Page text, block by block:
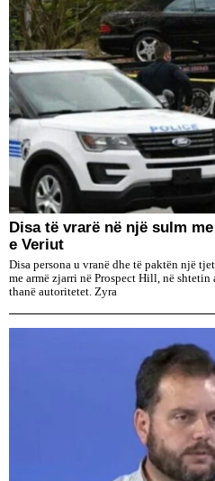
Disa të vrarë në një sulm
e Veriut
Disa persona u vranë dhe të paktën një
me armë zjarri në Prospect Hill, në shtetin
thanë autoritetet. Zyra